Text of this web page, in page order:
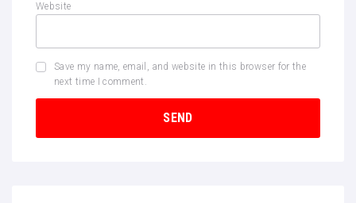
Website
Save my name, email, and website in this browser for the
next time I comment.